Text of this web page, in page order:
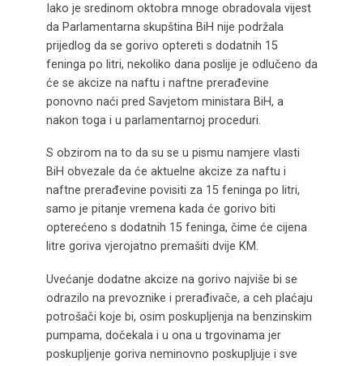
Iako je sredinom oktobra mnoge obradovala vijest
da Parlamentarna skupština BiH nije podržala
prijedlog da se gorivo optereti s dodatnih 15
feninga po litri, nekoliko dana poslije je odlučeno da
će se akcize na naftu i naftne prerađevine
ponovno naći pred Savjetom ministara BiH, a
nakon toga i u parlamentarnoj proceduri.
S obzirom na to da su se u pismu namjere vlasti
BiH obvezale da će aktuelne akcize za naftu i
naftne prerađevine povisiti za 15 feninga po litri,
samo je pitanje vremena kada će gorivo biti
opterećeno s dodatnih 15 feninga, čime će cijena
litre goriva vjerojatno premašiti dvije KM.
Uvećanje dodatne akcize na gorivo najviše bi se
odrazilo na prevoznike i prerađivače, a ceh plaćaju
potrošači koje bi, osim poskupljenja na benzinskim
pumpama, dočekala i u ona u trgovinama jer
poskupljenje goriva neminovno poskupljuje i sve